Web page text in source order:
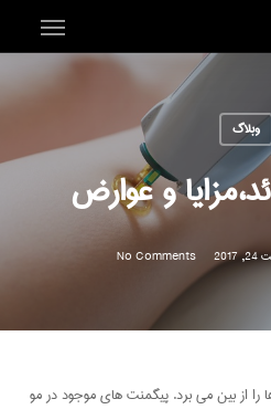
Menu
وبلاگ
و عوارض
No Comments
ها را از بین می برد. پیگمنت های موجود در مو